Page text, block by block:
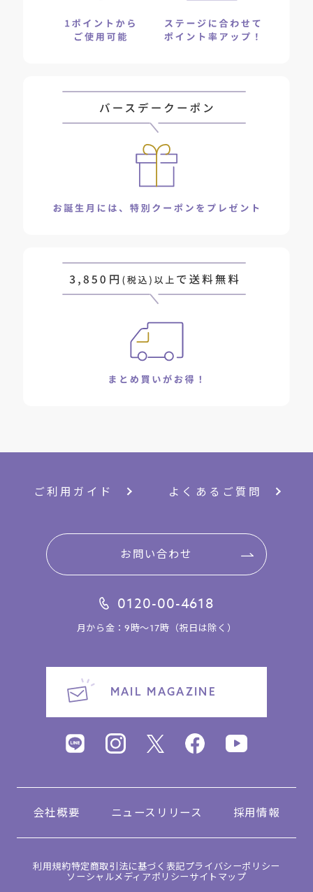
ご利用ガイド よくあるご質問
お問い合わせ
0120-00-4618
月から金：9時～17時（祝日は除く）
MAIL MAGAZINE
会社概要 ニュースリリース 採用情報
利用規約特定商取引法に基づく表記プライバシーポリシー
ソーシャルメディアポリシーサイトマップ